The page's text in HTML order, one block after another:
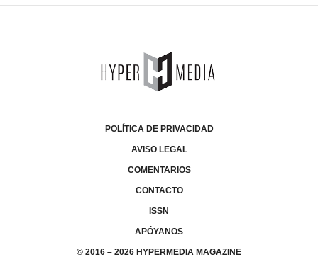
POLÍTICA DE PRIVACIDAD
AVISO LEGAL
COMENTARIOS
CONTACTO
ISSN
APÓYANOS
© 2016 – 2026 HYPERMEDIA MAGAZINE